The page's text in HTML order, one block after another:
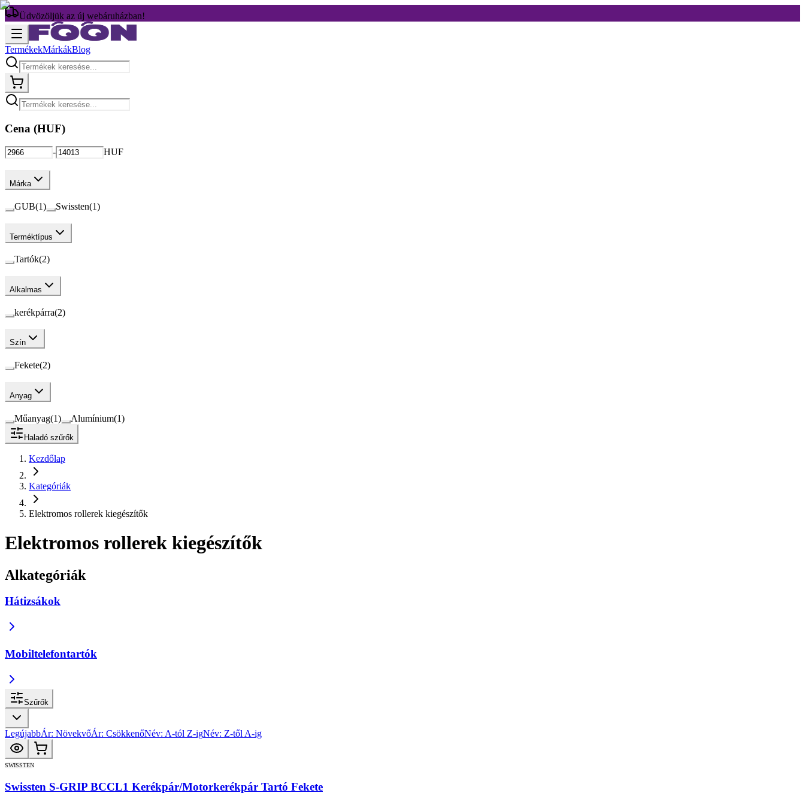
Üdvözöljük az új webáruházban!
TermékekMárkákBlog
Cena (HUF)
- HUF
Márka
GUB(1) Swissten(1)
Terméktípus
Tartók(2)
Alkalmas
kerékpárra(2)
Szín
Fekete(2)
Anyag
Műanyag(1) Alumínium(1)
Haladó szűrők
Kezdőlap
Kategóriák
Elektromos rollerek kiegészítők
Elektromos rollerek kiegészítők
Alkategóriák
Hátizsákok
Mobiltelefontartók
Szűrők
LegújabbÁr: NövekvőÁr: CsökkenőNév: A-tól Z-igNév: Z-től A-ig
SWISSTEN
Swissten S-GRIP BCCL1 Kerékpár/Motorkerékpár Tartó Fekete